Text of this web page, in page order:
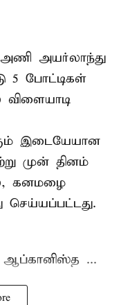
அணி அயர்லாந்து
5 போட்டிகள்
இடையேயான
முன் தினம்
கனமழை
செய்யப்பட்டது.
ஆப்கானிஸ்த ...